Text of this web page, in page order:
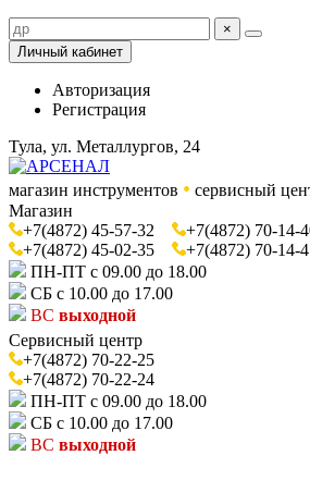
×
Личный кабинет
Авторизация
Регистрация
Тула, ул. Металлургов, 24
магазин инструментов • сервисный
Магазин
+7(4872) 45-57-32
+7(4872) 70-14-
+7(4872) 45-02-35
+7(4872) 70-14-
ПН-ПТ с 09.00 до 18.00
СБ с 10.00 до 17.00
ВС выходной
Сервисный центр
+7(4872) 70-22-25
+7(4872) 70-22-24
ПН-ПТ с 09.00 до 18.00
СБ с 10.00 до 17.00
ВС выходной